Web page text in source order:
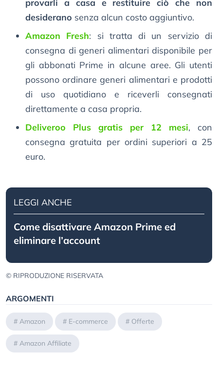
provarli a casa e restituire ciò che non
desiderano senza alcun costo aggiuntivo.
Amazon Fresh: si tratta di un servizio di
consegna di generi alimentari disponibile per
gli abbonati Prime in alcune aree. Gli utenti
possono ordinare generi alimentari e prodotti
di uso quotidiano e riceverli consegnati
direttamente a casa propria.
Deliveroo Plus gratis per 12 mesi, con
consegna gratuita per ordini superiori a 25
euro.
LEGGI ANCHE
Come disattivare Amazon Prime ed
eliminare l’account
© RIPRODUZIONE RISERVATA
ARGOMENTI
# Amazon # E-commerce # Offerte
# Amazon Affiliate